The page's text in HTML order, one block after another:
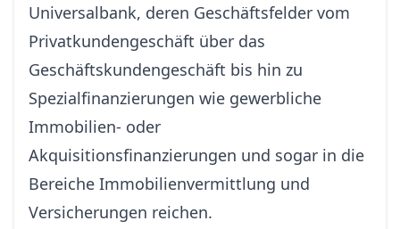
Universalbank, deren Geschäftsfelder vom
Privatkundengeschäft über das
Geschäftskundengeschäft bis hin zu
Spezialfinanzierungen wie gewerbliche
Immobilien- oder
Akquisitionsfinanzierungen und sogar in die
Bereiche Immobilienvermittlung und
Versicherungen reichen.